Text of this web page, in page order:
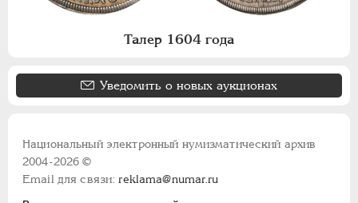
Талер 1604 года
Уведомить о новых аукционах
Национальный электронный нумизматический архив
2004-2026 ©
Email для связи:reklama@numar.ru